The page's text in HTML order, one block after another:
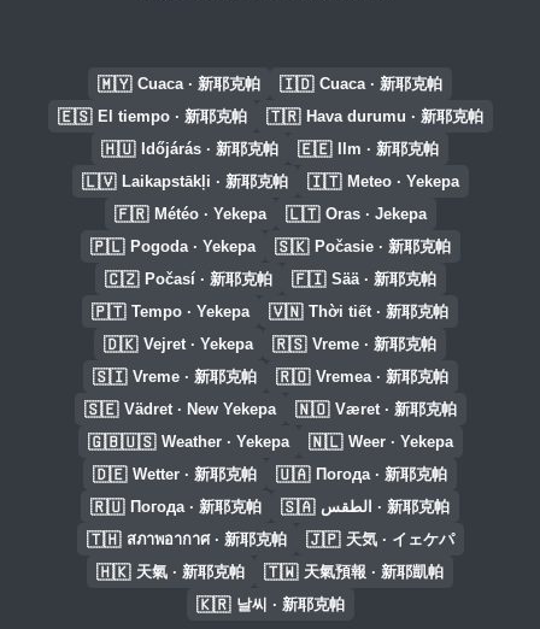
🇲🇾 Cuaca · 新耶克帕 🇮🇩 Cuaca · 新耶克帕
🇪🇸 El tiempo · 新耶克帕 🇹🇷 Hava durumu · 新耶克帕
🇭🇺 Időjárás · 新耶克帕 🇪🇪 Ilm · 新耶克帕
🇱🇻 Laikapstākļi · 新耶克帕 🇮🇹 Meteo · Yekepa
🇫🇷 Météo · Yekepa 🇱🇹 Oras · Jekepa
🇵🇱 Pogoda · Yekepa 🇸🇰 Počasie · 新耶克帕
🇨🇿 Počasí · 新耶克帕 🇫🇮 Sää · 新耶克帕
🇵🇹 Tempo · Yekepa 🇻🇳 Thời tiết · 新耶克帕
🇩🇰 Vejret · Yekepa 🇷🇸 Vreme · 新耶克帕
🇸🇮 Vreme · 新耶克帕 🇷🇴 Vremea · 新耶克帕
🇸🇪 Vädret · New Yekepa 🇳🇴 Været · 新耶克帕
🇬🇧🇺🇸 Weather · Yekepa 🇳🇱 Weer · Yekepa
🇩🇪 Wetter · 新耶克帕 🇺🇦 Погода · 新耶克帕
🇷🇺 Погода · 新耶克帕 🇸🇦 الطقس · 新耶克帕
🇹🇭 สภาพอากาศ · 新耶克帕 🇯🇵 天気 · イェケパ
🇭🇰 天氣 · 新耶克帕 🇹🇼 天氣預報 · 新耶凱帕
🇰🇷 날씨 · 新耶克帕